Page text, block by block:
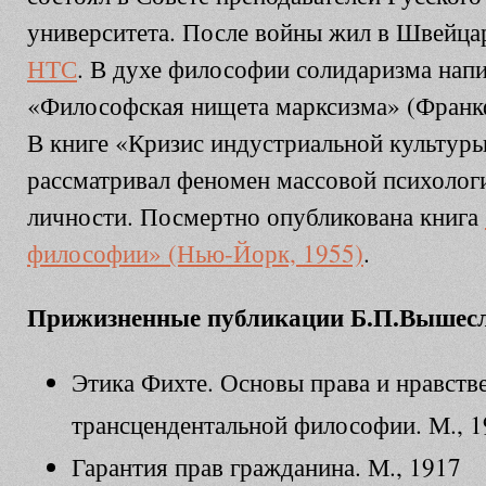
университета. После войны жил в
НТС. В духе философии солидаризма
«Философская нищета марксизма»
В книге «Кризис индустриальной
рассматривал феномен массовой
личности. Посмертно опубликована книга
философии» (Нью-Йорк, 1955).
Прижизненные публикации
Этика Фихте. Основы права и
трансцендентальной философии. М.,
Гарантия прав гражданина. М., 1917